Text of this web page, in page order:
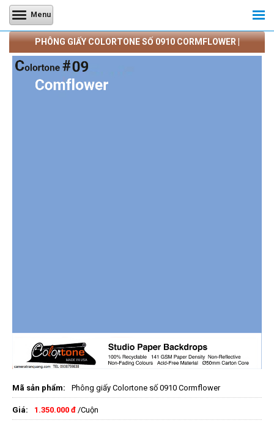
Menu
PHÔNG GIẤY COLORTONE SỐ 0910 CORMFLOWER |
CAMERATRANQUANG.COM
Mã sản phẩm: Phông giấy Colortone số 0910 Cormflower
Giá: 1.350.000 đ /Cuộn